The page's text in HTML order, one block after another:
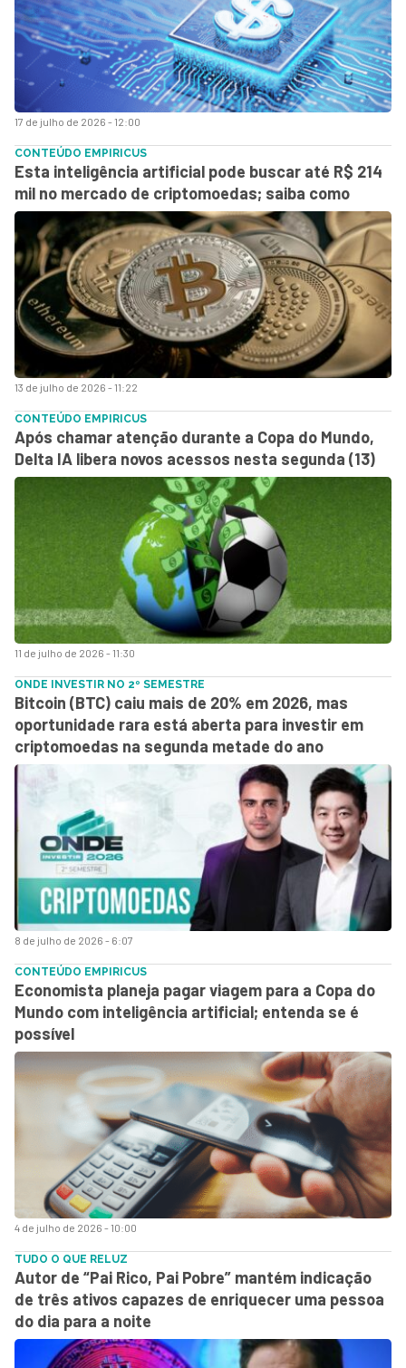
17 de julho de 2026 - 12:00
13 de julho de 2026 - 11:22
CONTEÚDO EMPIRICUS
Esta inteligência artificial pode buscar até R$ 214
mil no mercado de criptomoedas; saiba como
11 de julho de 2026 - 11:30
CONTEÚDO EMPIRICUS
Após chamar atenção durante a Copa do Mundo,
Delta IA libera novos acessos nesta segunda (13)
8 de julho de 2026 - 6:07
ONDE INVESTIR NO 2º SEMESTRE
Bitcoin (BTC) caiu mais de 20% em 2026, mas
oportunidade rara está aberta para investir em
criptomoedas na segunda metade do ano
4 de julho de 2026 - 10:00
CONTEÚDO EMPIRICUS
Economista planeja pagar viagem para a Copa do
Mundo com inteligência artificial; entenda se é
possível
TUDO O QUE RELUZ
Autor de “Pai Rico, Pai Pobre” mantém indicação
de três ativos capazes de enriquecer uma pessoa
do dia para a noite